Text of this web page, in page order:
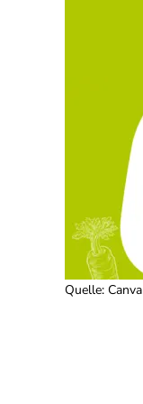
Quelle: Canva